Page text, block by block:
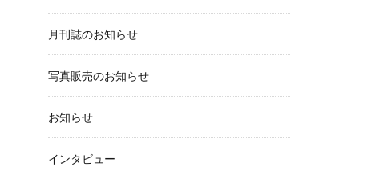
月刊誌のお知らせ
写真販売のお知らせ
お知らせ
インタビュー